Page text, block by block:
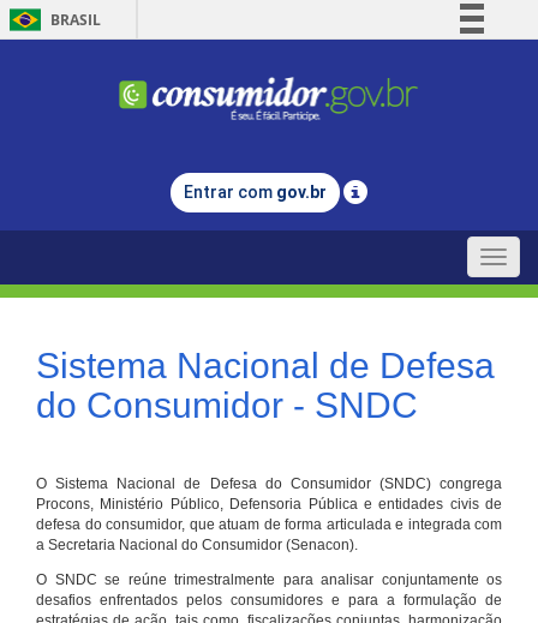
BRASIL
Comunica BR
Legislação
Entrar com gov.br
Toggle
Sistema Nacional de Defesa
do Consumidor - SNDC
O Sistema Nacional de Defesa do Consumidor (SNDC) congrega
Procons, Ministério Público, Defensoria Pública e entidades civis de
defesa do consumidor, que atuam de forma articulada e integrada com
a Secretaria Nacional do Consumidor (Senacon).
O SNDC se reúne trimestralmente para analisar conjuntamente os
desafios enfrentados pelos consumidores e para a formulação de